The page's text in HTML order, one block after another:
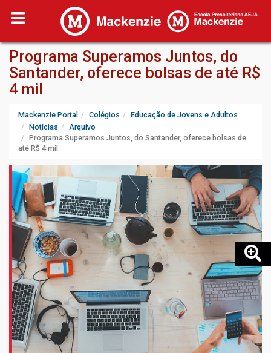
Programa Superamos Juntos, do
Santander, oferece bolsas de até R$
4 mil
Mackenzie Portal Colégios
Educação de Jovens e Adultos
Notícias
Arquivo
Programa Superamos Juntos, do Santander, oferece bolsas de
até R$ 4 mil